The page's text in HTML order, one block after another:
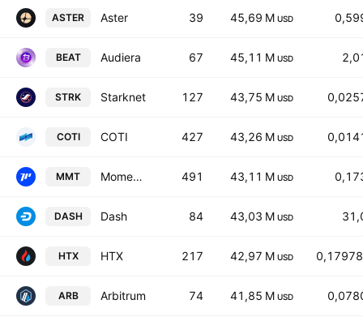
ASTER Aster 39 45,69 M USD
BEAT Audiera 67 45,11 M USD
STRK Starknet 127 43,75 M USD
COTI COTI 427 43,26 M USD
MMT Momentum 491 43,11 M USD
DASH Dash 84 43,03 M USD
HTX HTX 217 42,97 M USD
ARB Arbitrum 74 41,85 M USD